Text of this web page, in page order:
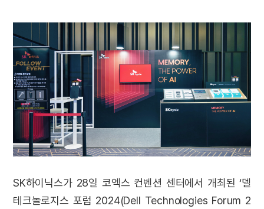
SK하이닉스가 28일 코엑스 컨벤션 센터에서 개최된 ‘델
테크놀로지스 포럼 2024(Dell Technologies Forum 2